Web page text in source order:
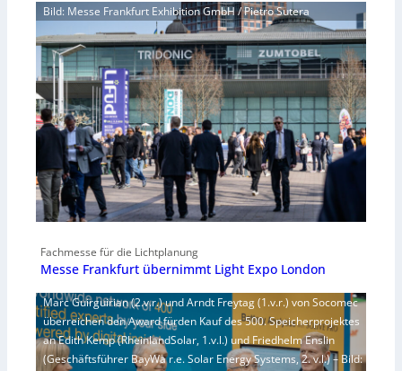
Bild: Messe Frankfurt Exhibition GmbH / Pietro Sutera
Fachmesse für die Lichtplanung
Messe Frankfurt übernimmt Light Expo London
Marc Guirguirian (2.v.r.) und Arndt Freytag (1.v.r.) von Socomec
überreichen den Award fürden Kauf des 500. Speicherprojektes
an Edith Kemp (RheinlandSolar, 1.v.l.) und Friedhelm Enslin
(Geschäftsführer BayWa r.e. Solar Energy Systems, 2. v.l.) – Bild: